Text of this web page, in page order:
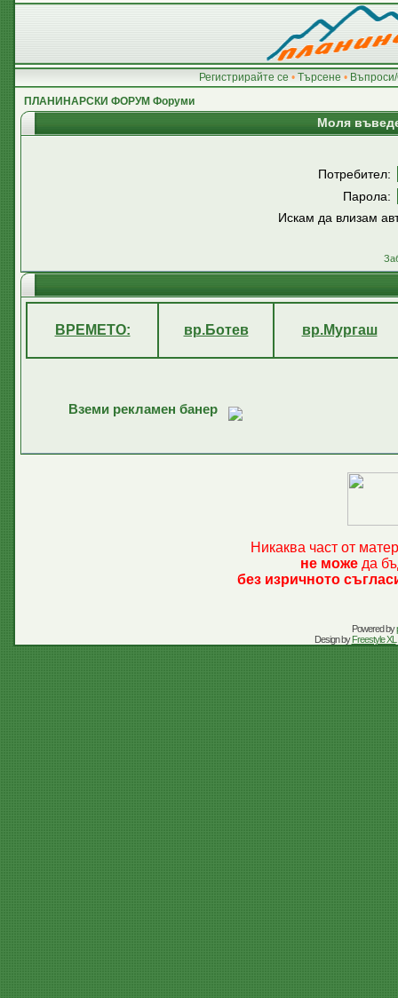
Регистрирайте се • Търсене •
ПЛАНИНАРСКИ ФОРУМ Форуми
Моля
Потребител:
Парола:
Искам да влизам
ВРЕМЕТО: вр.Ботев вр.Мургаш
Вземи рекламен банер
Никаква част от
не може да
без изричното
Powered by
Design byFreestyle XL